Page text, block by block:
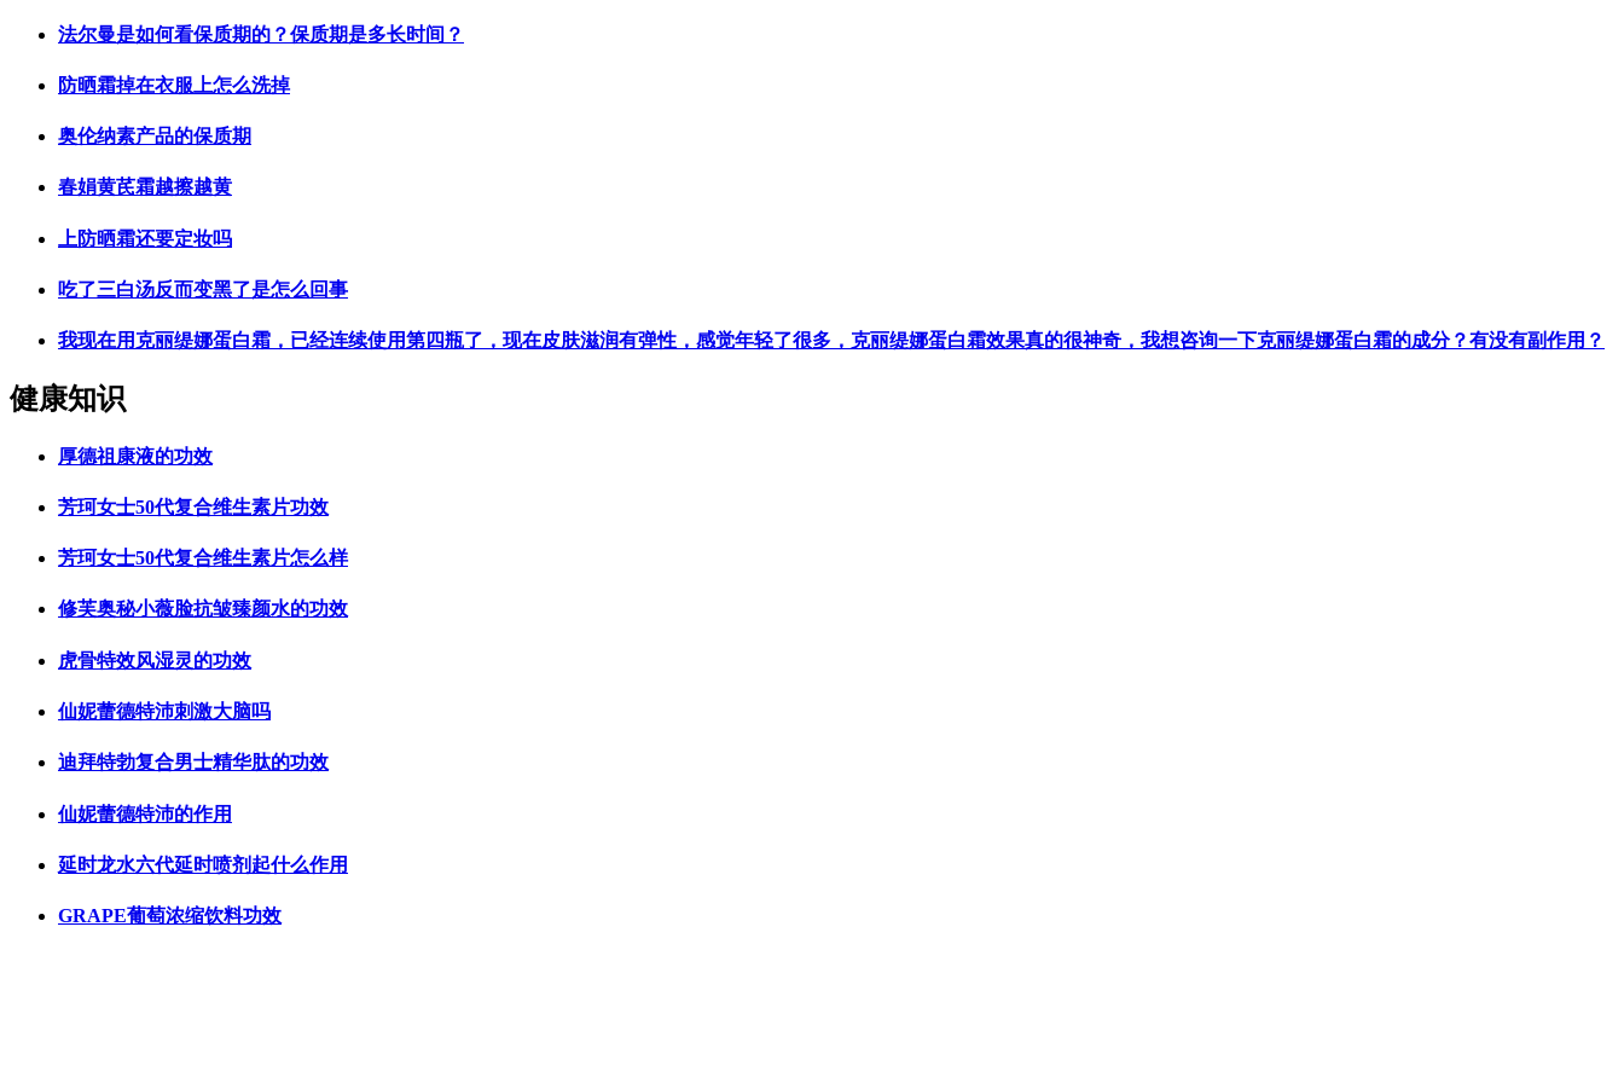
法尔曼是如何看保质期的？保质期是多长时间？
防晒霜掉在衣服上怎么洗掉
奥伦纳素产品的保质期
春娟黄芪霜越擦越黄
上防晒霜还要定妆吗
吃了三白汤反而变黑了是怎么回事
我现在用克丽缇娜蛋白霜，已经连续使用第四瓶了，现在皮肤滋润有弹性，感觉年轻了很多，克丽缇娜蛋白霜效果真的很神奇，我想咨询一下克丽缇娜蛋白霜的成分？有没有副作用？
健康知识
厚德祖康液的功效
芳珂女士50代复合维生素片功效
芳珂女士50代复合维生素片怎么样
修芙奥秘小薇脸抗皱臻颜水的功效
虎骨特效风湿灵的功效
仙妮蕾德特沛刺激大脑吗
迪拜特勃复合男士精华肽的功效
仙妮蕾德特沛的作用
延时龙水六代延时喷剂起什么作用
GRAPE葡萄浓缩饮料功效